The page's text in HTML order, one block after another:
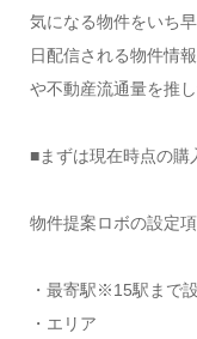
気になる物件をいち
日配信される物件情
や不動産流通量を推
■まずは現在時点の購
物件提案ロボの設定
・最寄駅※15駅まで
・エリア